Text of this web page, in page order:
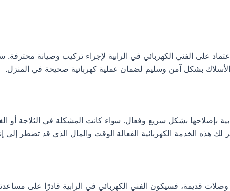
على الفني الكهربائي في الرابية لإجراء تركيب وصيانة
الأسلاك بشكل آمن وسليم لضمان عملية كهربائية صحيحة في المنزل.
بإصلاحها بشكل سريع وفعال. سواء كانت المشكلة في الثلاجة أو
هذه الخدمة الكهربائية الفعالة الوقت والمال الذي قد تضطر إلى
قديمة، فسيكون الفني الكهربائي في الرابية قادرًا على